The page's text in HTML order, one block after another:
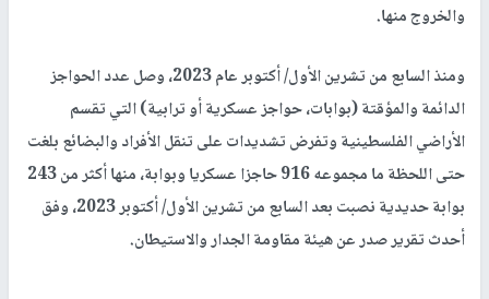
والخروج منها.
ومنذ السابع من تشرين الأول/ أكتوبر عام 2023، وصل عدد الحواجز
الدائمة والمؤقتة (بوابات، حواجز عسكرية أو ترابية) التي تقسم
الأراضي الفلسطينية وتفرض تشديدات على تنقل الأفراد والبضائع بلغت
حتى اللحظة ما مجموعه 916 حاجزا عسكريا وبوابة، منها أكثر من 243
بوابة حديدية نصبت بعد السابع من تشرين الأول/ أكتوبر 2023، وفق
أحدث تقرير صدر عن هيئة مقاومة الجدار والاستيطان.